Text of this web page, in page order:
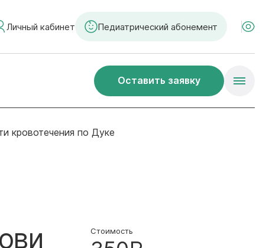
Личный кабинет Педиатрический абонемент
Оставить заявку
кровотечения по Дуке
Стоимость